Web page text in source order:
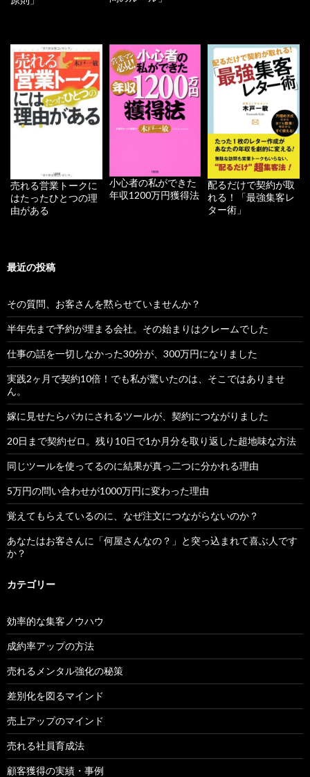
売れる営業トークに
はたったひとつの理
由がある
小心者の私ができた
年収1200万円獲得法
配るだけで契約が取
れる！「最強集客レ
ター術」
最近の投稿
その質問、お客さんを黙らせていませんか？
半年先まで予約が埋まる会社。その始まりはクレームでした
仕事の話を一切しなかった30分が、300万円になりました
実践2ヶ月で契約10倍！でも私が驚いたのは、そこではありませ
ん。
嫁に見せたらバカにされるツールが、契約につながりました
20日まで契約ゼロ。残り10日で1か月分を取り返した超地味な方法
同じツールを使ってるのに結果が真っ二つに分かれる理由
5万円の問い合わせが1000万円に変わった理由
覚えてもらえているのに、なぜ注文につながらないのか？
あなたはお客さんに「何屋さんなの？」と突っ込まれて喜ぶ人です
か？
カテゴリー
効率的な集客ノウハウ
成約率アップの方法
売れるメンタル強化の秘策
差別化を図るマインド
売上アップのマインド
売れる社員育成法
顧客獲得の実績・事例